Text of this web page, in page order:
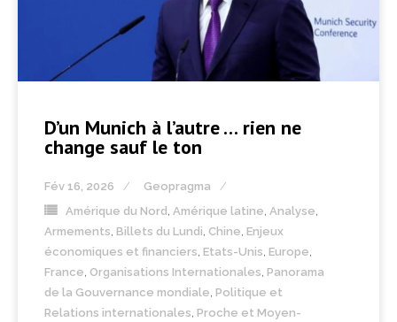
D’un Munich à l’autre … rien ne
change sauf le ton
Fév 16, 2026
Geopragma
Amérique du Nord Amérique latine Analyse
Armements Billets du Lundi Chine Enjeux
économiques et financiers Etats-Unis Europe
France Organisations Internationales Panorama
de la Gouvernance mondiale Politique et
Relations internationales Proche et Moyen-